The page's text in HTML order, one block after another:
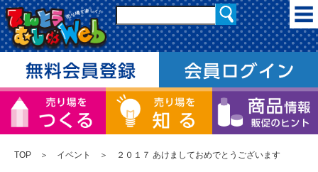
TOP ＞ イベント ＞ ２０１７ あけましておめでとうございます